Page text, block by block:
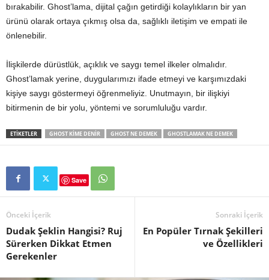
bırakabilir. Ghost’lama, dijital çağın getirdiği kolaylıkların bir yan
ürünü olarak ortaya çıkmış olsa da, sağlıklı iletişim ve empati ile
önlenebilir.
İlişkilerde dürüstlük, açıklık ve saygı temel ilkeler olmalıdır.
Ghost’lamak yerine, duygularımızı ifade etmeyi ve karşımızdaki
kişiye saygı göstermeyi öğrenmeliyiz. Unutmayın, bir ilişkiyi
bitirmenin de bir yolu, yöntemi ve sorumluluğu vardır.
ETIKETLER GHOST KIME DENIR GHOST NE DEMEK GHOSTLAMAK NE DEMEK
Save
Önceki İçerik
Dudak Şeklin Hangisi? Ruj
Sürerken Dikkat Etmen
Gerekenler
Sonraki İçerik
En Popüler Tırnak Şekilleri
ve Özellikleri